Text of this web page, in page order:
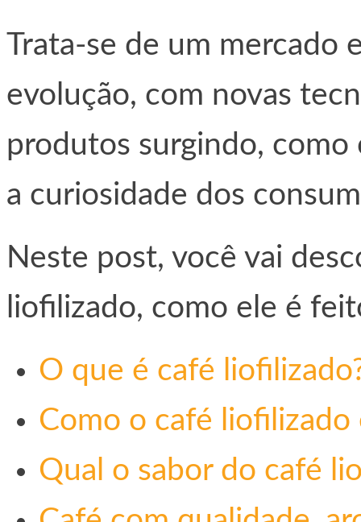
Trata-se de um mercado
evolução, com novas
produtos surgindo,
a curiosidade dos
Neste post, você vai
liofilizado, como ele é
O que é café
Como o café liofilizado
Qual o sabor do café